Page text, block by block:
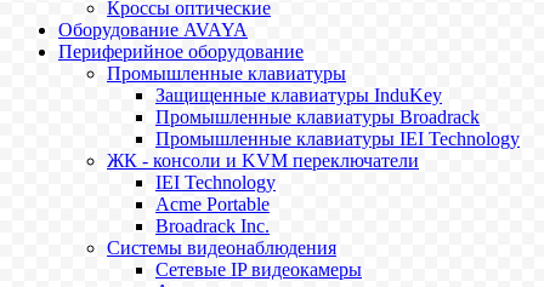
Кроссы оптические
Оборудование AVAYA
Периферийное оборудование
Промышленные клавиатуры
Защищенные клавиатуры InduKey
Промышленные клавиатуры Broadrack
Промышленные клавиатуры IEI Technology
ЖК - консоли и KVM переключатели
IEI Technology
Acme Portable
Broadrack Inc.
Системы видеонаблюдения
Сетевые IP видеокамеры